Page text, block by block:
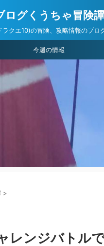
ログくうちゃ冒険譚
ラクエ10)の冒険、攻略情報のブロ
今週の情報
>
レンジバトル